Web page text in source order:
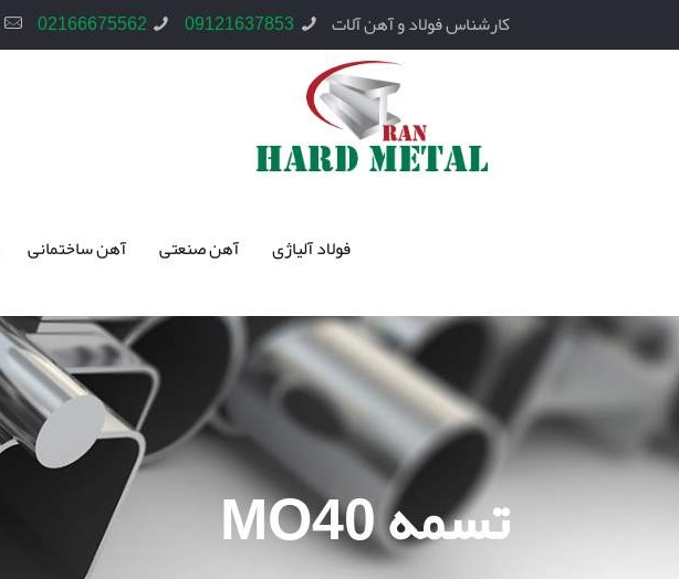
کارشناس فولاد و آهن آلات 09121637853
02166675562
فولاد آلیاژی آهن صنعتی آهن ساختمانی
تسمه MO40